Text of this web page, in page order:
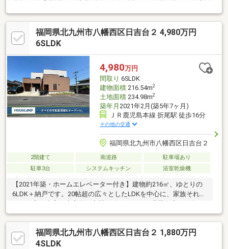
☆マックスバリュ折尾駅店まで徒歩15分♪〇近隣月極駐車場空き
有（月額6610円）※2026年6月29日時点※接道条件を満たしていな
い為、原則として再建築は不可となります。不動産売買・リフォ
ームのことなら【よしなが企画】にお任せ下さい！！
福岡県北九州市八幡西区日吉台２ 4,980万円
6SLDK
4,980万円
間取り 6SLDK
建物面積216.54m2
土地面積234.98m2
築年月 2021年2月(築5年7ヶ月)
ＪＲ鹿児島本線 折尾駅 徒歩16分
その他の交通
福岡県北九州市八幡西区日吉台２
2階建て 南道路
駐車場あり
駐車3台
システムキッチン 浴室乾燥機
【2021年築・ホームエレベーター付き】建物約216㎡、ゆとりの
6LDK＋納戸です。20帖超の広々としたLDKを中心に、家族それぞ
れの個室や書斎、来客用の空間を確保でき、二世帯住宅をお探し
の方にもおすすめ。対面式キッチンには食器洗浄乾燥機を備え、
浴室乾燥機やトイレ2か所など設備も充実しています。ウォークイ
ンクローゼットやシューズインクローク、全居室収納付き。約71
坪の南西角地で、普通車3台を駐車可能です。バス停・コンビニ徒
福岡県北九州市八幡西区日吉台２ 1,880万円
4SLDK